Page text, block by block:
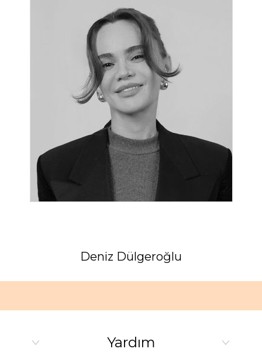
Deniz Dülgeroğlu
Yardım